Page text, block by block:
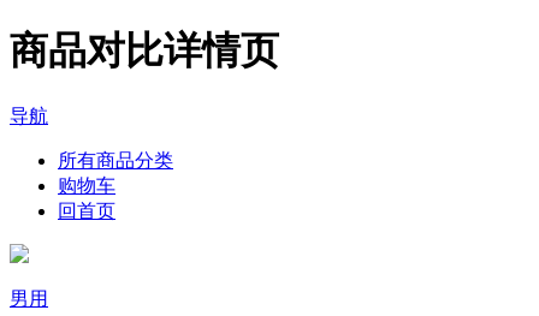
商品对比详情页
导航
所有商品分类
购物车
回首页
男用